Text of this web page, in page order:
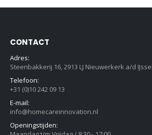
CONTACT
Adres:
Steenbakkerij 16, 2913 LJ Nieuwerkerk a/d
Telefoon:
+31 (0)10 242 09 13
E-mail:
info@homecareinnovation.nl
Openingstijden: